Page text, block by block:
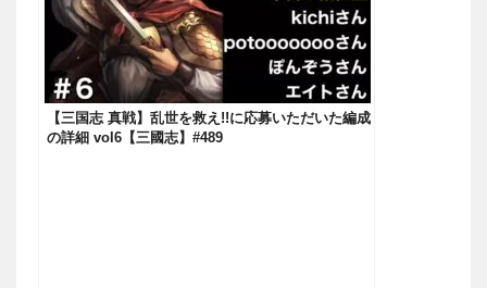
【三国志 真戦】乱世を救え!!に応募いただいた編成
の詳細 vol6【三國志】#489